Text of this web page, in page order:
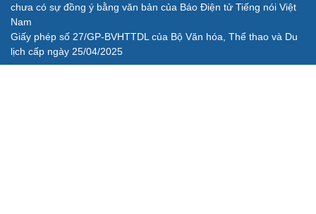
chưa có sự đồng ý bằng văn bản của Báo Điện tử Tiếng nói Việt
Nam
Giấy phép số 27/GP-BVHTTDL của Bộ Văn hóa, Thể thao và Du
lịch cấp ngày 25/04/2025